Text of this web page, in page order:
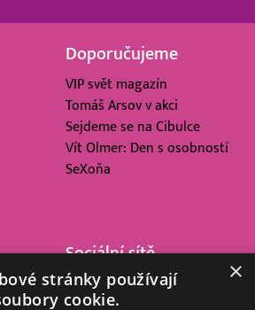
Doporučujeme
VIP svět magazín
Tomáš Arsov v akci
Sejdeme se na Cibulce
Vít Olmer: Den s osobností
SeXoňa
Sociální sítě
×
stránky používají
cookie.